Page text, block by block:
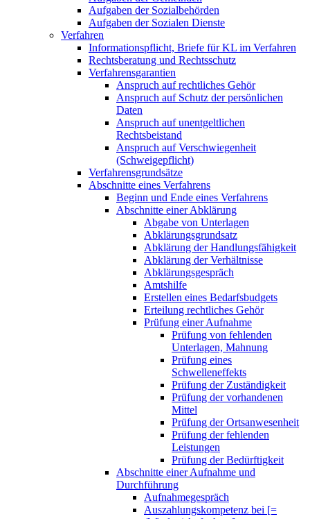
Aufgaben der Sozialbehörden
Aufgaben der Sozialen Dienste
Verfahren
Informationspflicht, Briefe für KL im Verfahren
Rechtsberatung und Rechtsschutz
Verfahrensgarantien
Anspruch auf rechtliches Gehör
Anspruch auf Schutz der persönlichen
Daten
Anspruch auf unentgeltlichen
Rechtsbeistand
Anspruch auf Verschwiegenheit
(Schweigepflicht)
Verfahrensgrundsätze
Abschnitte eines Verfahrens
Beginn und Ende eines Verfahrens
Abschnitte einer Abklärung
Abgabe von Unterlagen
Abklärungsgrundsatz
Abklärung der Handlungsfähigkeit
Abklärung der Verhältnisse
Abklärungsgespräch
Amtshilfe
Erstellen eines Bedarfsbudgets
Erteilung rechtliches Gehör
Prüfung einer Aufnahme
Prüfung von fehlenden
Unterlagen, Mahnung
Prüfung eines
Schwelleneffekts
Prüfung der Zuständigkeit
Prüfung der vorhandenen
Mittel
Prüfung der Ortsanwesenheit
Prüfung der fehlenden
Leistungen
Prüfung der Bedürftigkeit
Abschnitte einer Aufnahme und
Durchführung
Aufnahmegespräch
Auszahlungskompetenz bei [=